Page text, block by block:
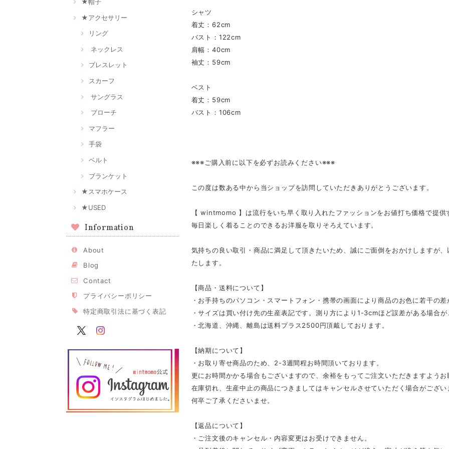
★アクセサリー
リング
ネックレス
ブレスレット
スカーフ
サングラス
ブローチ
マフラー
手袋
ベルト
ブランケット
★スマホケース
★USED
Information
About
Blog
Contact
プライバシーポリシー
特定商取引法に基づく表記
シャツ
着丈：62cm
バスト：122cm
肩幅：40cm
袖丈：59cm
ベスト
着丈：59cm
バスト：106cm
※※※ご購入前に以下を必ずお読みください※※※
この度は数ある中から当ショップを訪問していただきありがとうございます。
【 wintmomo 】は流行をいち早く取り入れたファッションをお値打ち価格で提供
毎日楽しく着ることのできるお洋服を取りそろえています。
気持ちの良い取引・商品に満足して頂きたいため、誠にご面倒をおかけしますが
たします。
【商品・送料について】
・お手持ちのパソコン・スマートフォン・携帯の画面により商品のお色に若干の差
・サイズは買い付け先の生産表記です。測り方により1-3cmほど誤差がある場合が
・北海道、沖縄、離島は送料プラス2500円頂戴しております。
【納期について】
・お取り寄せ商品のため、2-3週間程お時間頂いております。
更にお時間かかる場合もございますので、余裕をもってご注文いただきますようお
在庫切れ、生産中止の商品につきましてはキャンセルさせていただく場合がござい
何卒ご了承くださいませ。
【返品について】
・ご注文後のキャンセル・内容変更はお受けできません。